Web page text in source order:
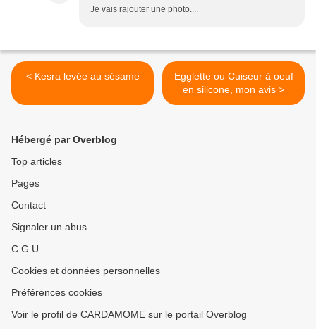
Je vais rajouter une photo....
< Kesra levée au sésame
Egglette ou Cuiseur à oeuf
en silicone, mon avis >
Hébergé par Overblog
Top articles
Pages
Contact
Signaler un abus
C.G.U.
Cookies et données personnelles
Préférences cookies
Voir le profil de CARDAMOME sur le portail Overblog